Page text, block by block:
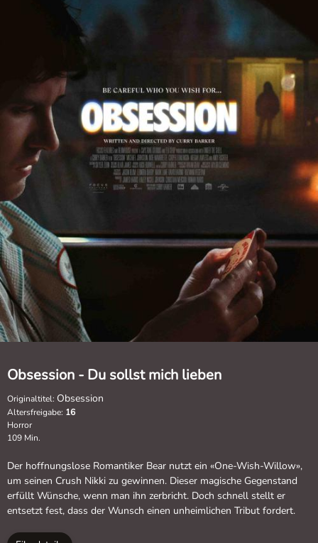
Obsession - Du sollst mich lieben
Originaltitel: Obsession
Altersfreigabe: 16
Horror
109 Min.
Der hoffnungslose Romantiker Bear nutzt ein «One-Wish-Willow»,
um seinen Crush Nikki zu gewinnen. Dieser magische Gegenstand
erfüllt Wünsche, wenn man ihn zerbricht. Doch schnell stellt er
entsetzt fest, dass der Wunsch einen unheimlichen Tribut fordert.